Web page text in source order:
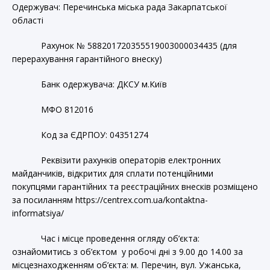
Одержувач: Перечинська міська рада Закарпатської
області
Рахунок № 588201720355519003000034435 (для
перерахування гарантійного внеску)
Банк одержувача: ДКСУ м.Київ
МФО 812016
Код за ЄДРПОУ: 04351274
Реквізити рахунків операторів електронних
майданчиків, відкритих для сплати потенційними
покупцями гарантійних та реєстраційних внесків розміщено
за посиланням https://centrex.com.ua/kontaktna-
informatsiya/
Час і місце проведення огляду об’єкта:
ознайомитись з об’єктом у робочі дні з 9.00 до 14.00 за
місцезнаходженням об’єкта: м. Перечин, вул. Ужанська,